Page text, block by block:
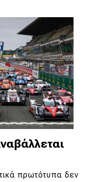
πρωτότυπα δεν